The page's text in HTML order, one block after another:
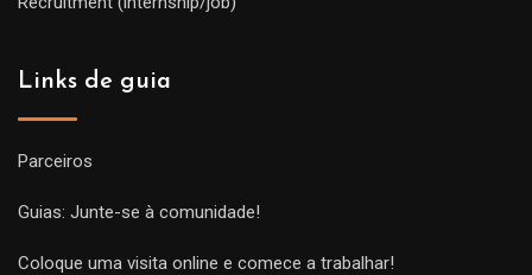
Links de guia
Parceiros
Guias: Junte-se à comunidade!
Coloque uma visita online e comece a trabalhar!